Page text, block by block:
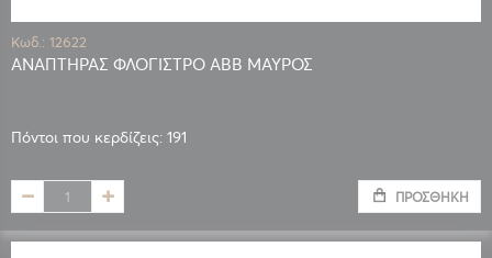
Κωδ.: 12622
ΑΝΑΠΤΗΡΑΣ ΦΛΟΓΙΣΤΡΟ ABB ΜΑΥΡΟΣ
Πόντοι που κερδίζεις: 191
ΠΡΟΣΘΉΚΗ